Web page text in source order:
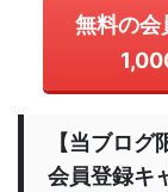
無料の
【当ブロ
会員登録キ